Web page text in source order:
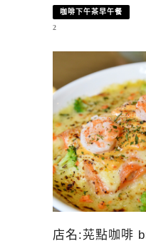
咖啡下午茶早午餐
2
店名:茪點咖啡